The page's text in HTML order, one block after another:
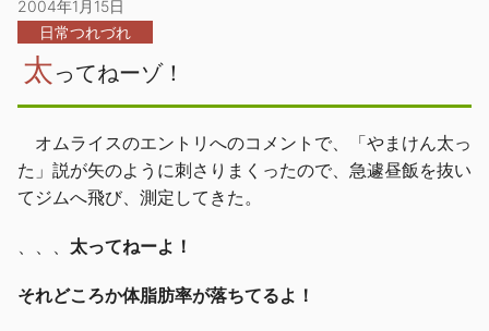
2004年1月15日
日常つれづれ
太ってねーゾ！
オムライスのエントリへのコメントで、「やまけん太っ
た」説が矢のように刺さりまくったので、急遽昼飯を抜い
てジムへ飛び、測定してきた。
太ってねーよ！
それどころか体脂肪率が落ちてるよ！